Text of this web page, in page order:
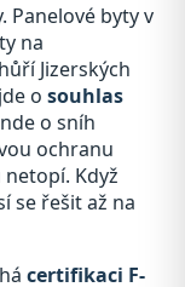
Panelové byty v
na
Jizerských
o souhlas
o sníh
ochranu
Když
se řešit až na
certifikaci F-